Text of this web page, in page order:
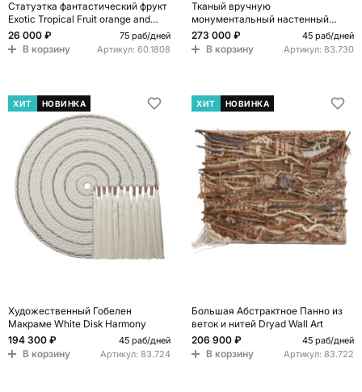
Статуэтка фантастический фрукт
Exotic Tropical Fruit orange and
white 67
26 000 ₽ 75 раб/дней
В корзину Артикул: 60.1808
Тканый вручную
монументальный настенный
гобелен Earth Flow
273 000 ₽ 45 раб/дней
В корзину Артикул: 83.730
ХИТ НОВИНКА
Художественный Гобелен
Макраме White Disk Harmony
194 300 ₽
45 раб/дней
В корзину Артикул: 83.724
ХИТ НОВИНКА
Большая Абстрактное Панно из
веток и нитей Dryad Wall Art
206 900 ₽
45 раб/дней
В корзину Артикул: 83.722